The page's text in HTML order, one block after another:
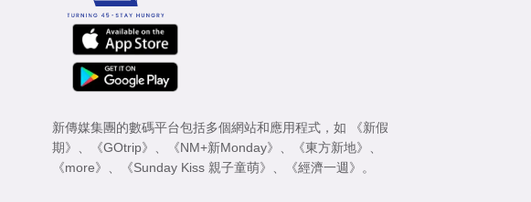
新傳媒集團的數碼平台包括多個網站和應用程式，如
《新假
期》
《GOtrip》 《NM+新Monday》 《東方新地》
《more》
《Sunday Kiss 親子童萌》 《經濟一週》 。